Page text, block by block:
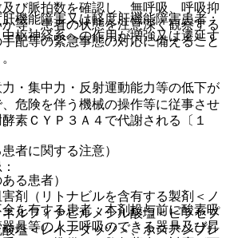
機能障害又は軽度肝機能障害患者：
枢神経系への作用が増強又は遷延す
素ＣＹＰ３Ａ４で代謝される〔１
剤（リトナビルを含有する製剤＜ノ
ルフィナビルメシル酸塩＜ビラセプ
塩＜レイアタッツ＞、ホスアンプレ
び脈拍数を確認し、無呼吸、呼吸抑
等、患者の状態を注意深く観察する
配等の緊急事態の対応に備えること
・集中力・反射運動能力等の低下が
危険を伴う機械の操作等に従事させ
。
者に関する注意）
る患者）
を有する患者：本剤投与前に酸素吸
具等の人工呼吸のできる器具及び昇